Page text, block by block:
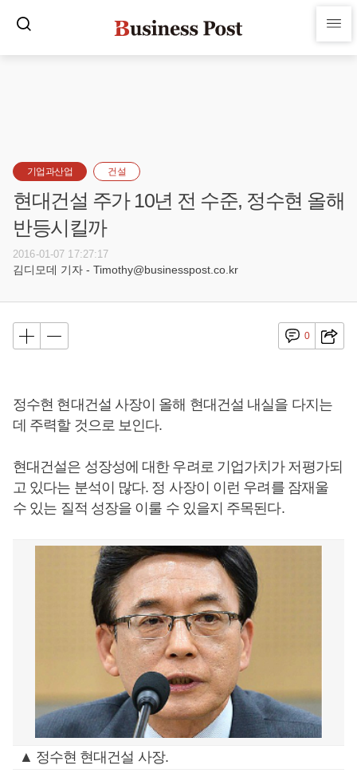
기업과산업 건설
현대건설 주가 10년 전 수준, 정수현 올해
반등시킬까
2016-01-07 17:27:17
김디모데 기자 - Timothy@businesspost.co.kr
0
정수현 현대건설 사장이 올해 현대건설 내실을 다지는
데 주력할 것으로 보인다.
현대건설은 성장성에 대한 우려로 기업가치가 저평가되
고 있다는 분석이 많다. 정 사장이 이런 우려를 잠재울
수 있는 질적 성장을 이룰 수 있을지 주목된다.
▲ 정수현 현대건설 사장.